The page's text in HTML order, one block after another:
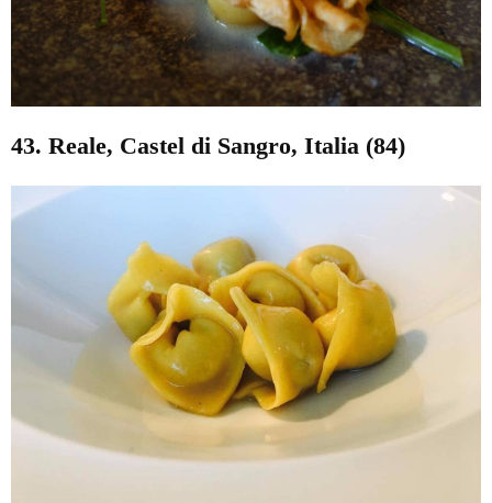
43. Reale, Castel di Sangro, Italia (84)